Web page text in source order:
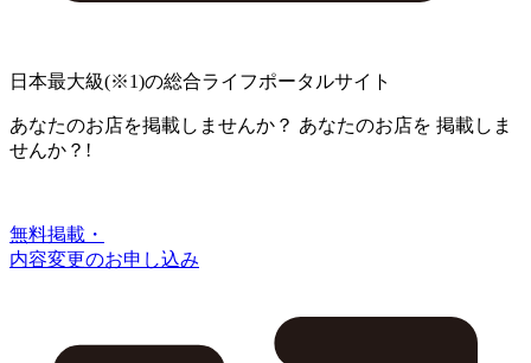
日本最大級(※1)の総合ライフポータルサイト
あなたのお店を掲載しませんか？ あなたのお店を 掲載しま
せんか？!
無料掲載・
内容変更のお申し込み